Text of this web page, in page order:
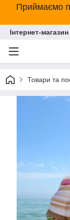
Приймаємо
Інтернет-
Товари та